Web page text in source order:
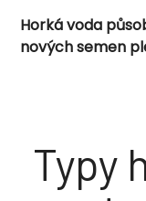
Horká voda
nových semen
Typy